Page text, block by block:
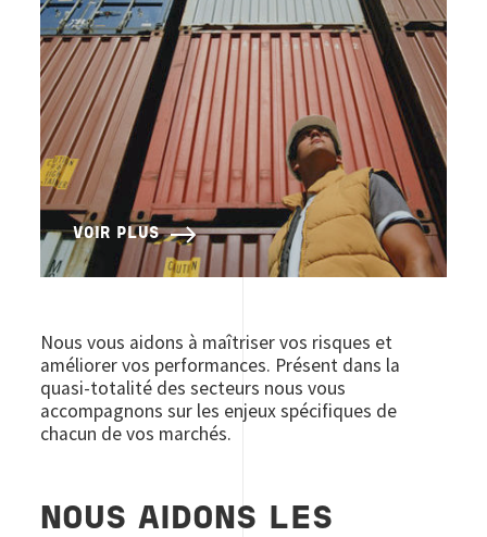
VOIR PLUS
Nous vous aidons à maîtriser vos risques et
améliorer vos performances. Présent dans la
quasi-totalité des secteurs nous vous
accompagnons sur les enjeux spécifiques de
chacun de vos marchés.
NOUS AIDONS LES